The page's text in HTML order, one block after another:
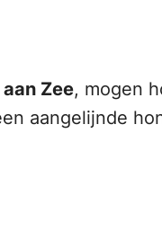
Zee, mogen
aangelijnde